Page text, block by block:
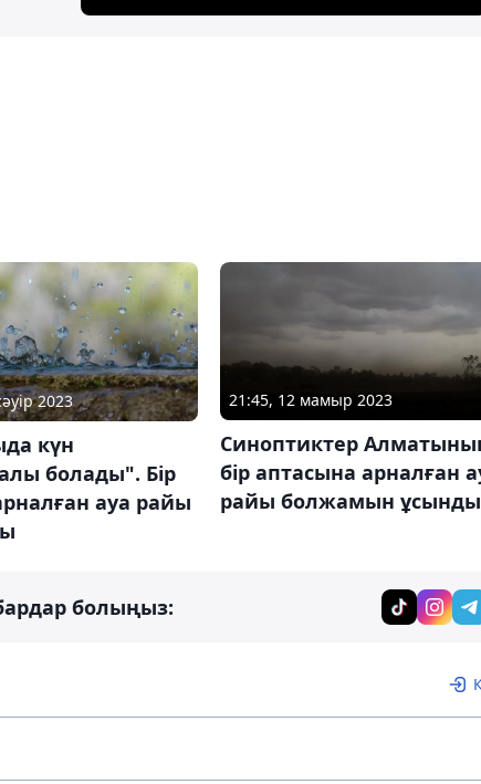
2023
күн
болады". Бір
ауа райы
21:45, 12 мамыр 2023
Синоптиктер
бір аптасына арналған
райы болжамын ұсынды
болыңыз: